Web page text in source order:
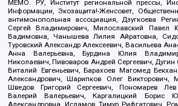
МЕМО. РУ, Институт региональной прессы,
Информации, Экозащита!-Женсовет,
антимонопольная ассоциация, Дзугкоева
Сергей Владимирович, Милославский Павел
Вадимовна, Чанышева Лилия Айратовна,
Туровский Александр Алексеевич, Васильева
Анна Валерьевна, Бурдина Юлия
Николаевич, Пивоваров Андрей Сергеевич, Дугин
Виталий Евгеньевич, Барахоев Магомед
Александрович, Шарипков Олег Викторович,
Шведов Григорий Сергеевич, Пономарев
Валерий Валерьевич, Каргалицкий Борис
Александровна, Исламов Тимур Рифгатович,